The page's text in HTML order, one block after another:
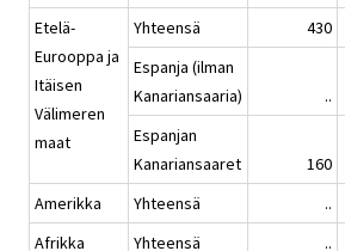
Etelä-
Eurooppa ja
Itäisen
Välimeren
maat
Yhteensä 430
Espanja (ilman
Kanariansaaria)
..
Espanjan
Kanariansaaret
160
Amerikka
Yhteensä ..
Afrikka
Yhteensä ..